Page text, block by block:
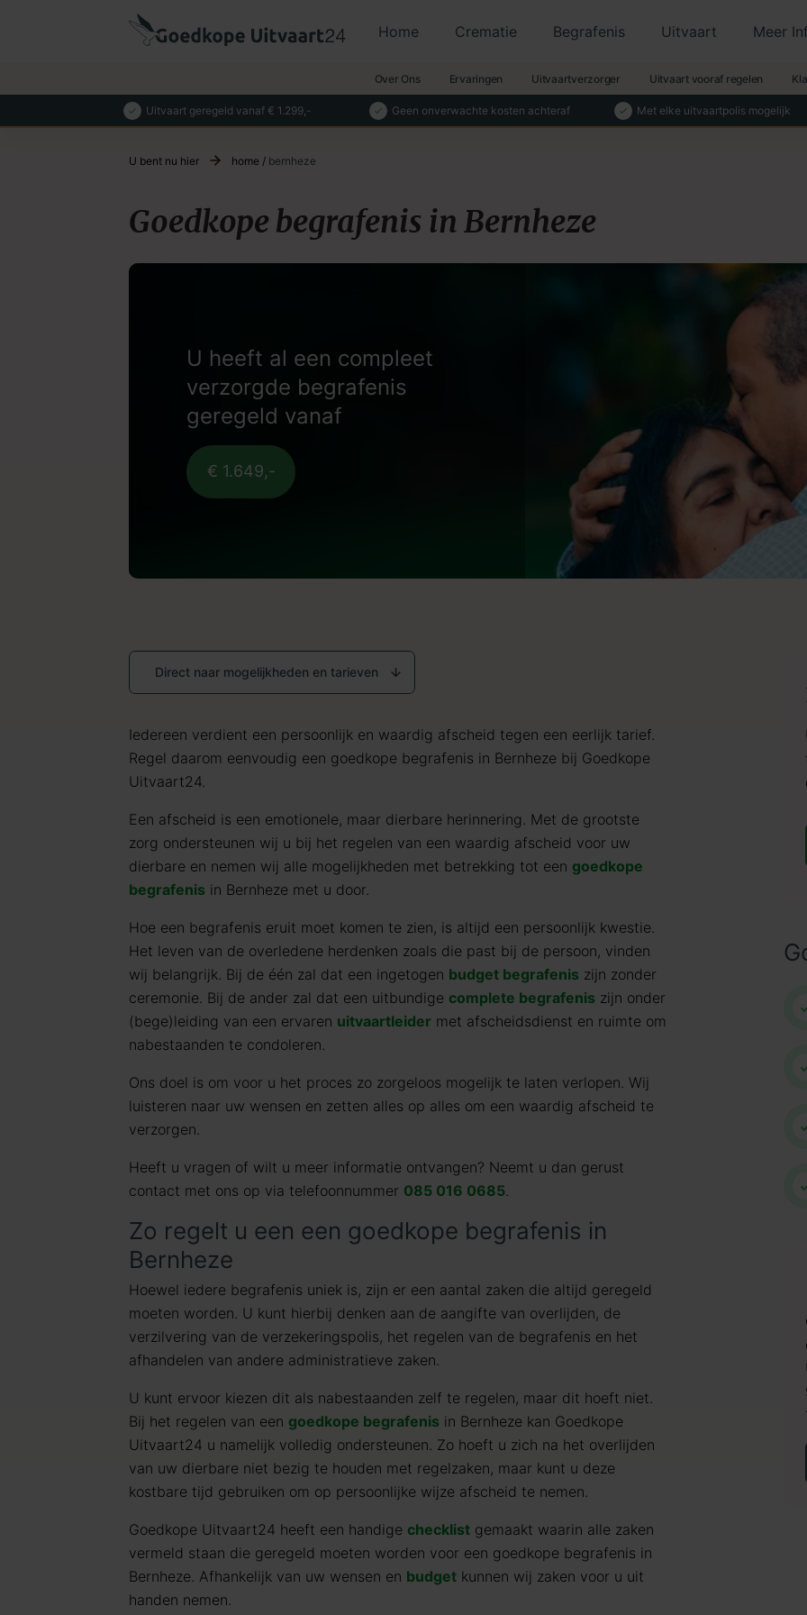
Home Crematie Begrafenis Uitvaart Meer
Over Ons Ervaringen Uitvaartverzorger Uitvaart vooraf regelen
Uitvaart geregeld vanaf € 1.299,- Geen onverwachte kosten achteraf Met elke uitvaartpolis mogelijk
U bent nu hier home / bernheze
Goedkope begrafenis in Bernheze
U heeft al een compleet
verzorgde begrafenis
geregeld vanaf
€ 1.649,-
Direct naar mogelijkheden en tarieven
Iedereen verdient een persoonlijk en waardig afscheid tegen een eerlijk tarief.
Regel daarom eenvoudig een goedkope begrafenis in Bernheze bij Goedkope
Uitvaart24.
Een afscheid is een emotionele, maar dierbare herinnering. Met de grootste
zorg ondersteunen wij u bij het regelen van een waardig afscheid voor uw
dierbare en nemen wij alle mogelijkheden met betrekking tot een goedkope
begrafenis in Bernheze met u door.
Hoe een begrafenis eruit moet komen te zien, is altijd een persoonlijk kwestie.
Het leven van de overledene herdenken zoals die past bij de persoon, vinden
wij belangrijk. Bij de één zal dat een ingetogen budget begrafenis zijn zonder
ceremonie. Bij de ander zal dat een uitbundige complete begrafenis zijn onder
(bege)leiding van een ervaren uitvaartleider met afscheidsdienst en ruimte om
nabestaanden te condoleren.
Ons doel is om voor u het proces zo zorgeloos mogelijk te laten verlopen. Wij
luisteren naar uw wensen en zetten alles op alles om een waardig afscheid te
verzorgen.
Heeft u vragen of wilt u meer informatie ontvangen? Neemt u dan gerust
contact met ons op via telefoonnummer 085 016 0685.
Zo regelt u een een goedkope begrafenis in
Bernheze
Hoewel iedere begrafenis uniek is, zijn er een aantal zaken die altijd geregeld
moeten worden. U kunt hierbij denken aan de aangifte van overlijden, de
verzilvering van de verzekeringspolis, het regelen van de begrafenis en het
afhandelen van andere administratieve zaken.
U kunt ervoor kiezen dit als nabestaanden zelf te regelen, maar dit hoeft niet.
Bij het regelen van een goedkope begrafenis in Bernheze kan Goedkope
Uitvaart24 u namelijk volledig ondersteunen. Zo hoeft u zich na het overlijden
van uw dierbare niet bezig te houden met regelzaken, maar kunt u deze
kostbare tijd gebruiken om op persoonlijke wijze afscheid te nemen.
Goedkope Uitvaart24 heeft een handige checklist gemaakt waarin alle zaken
vermeld staan die geregeld moeten worden voor een goedkope begrafenis in
Bernheze. Afhankelijk van uw wensen en budget kunnen wij zaken voor u uit
handen nemen.